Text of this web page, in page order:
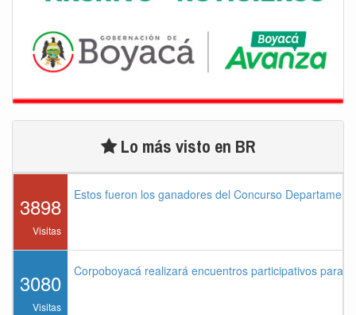
Lo más visto en BR
3898
Visitas
Estos fueron los ganadores del Concurso
3080
Visitas
Corpoboyacá realizará encuentros participativos para